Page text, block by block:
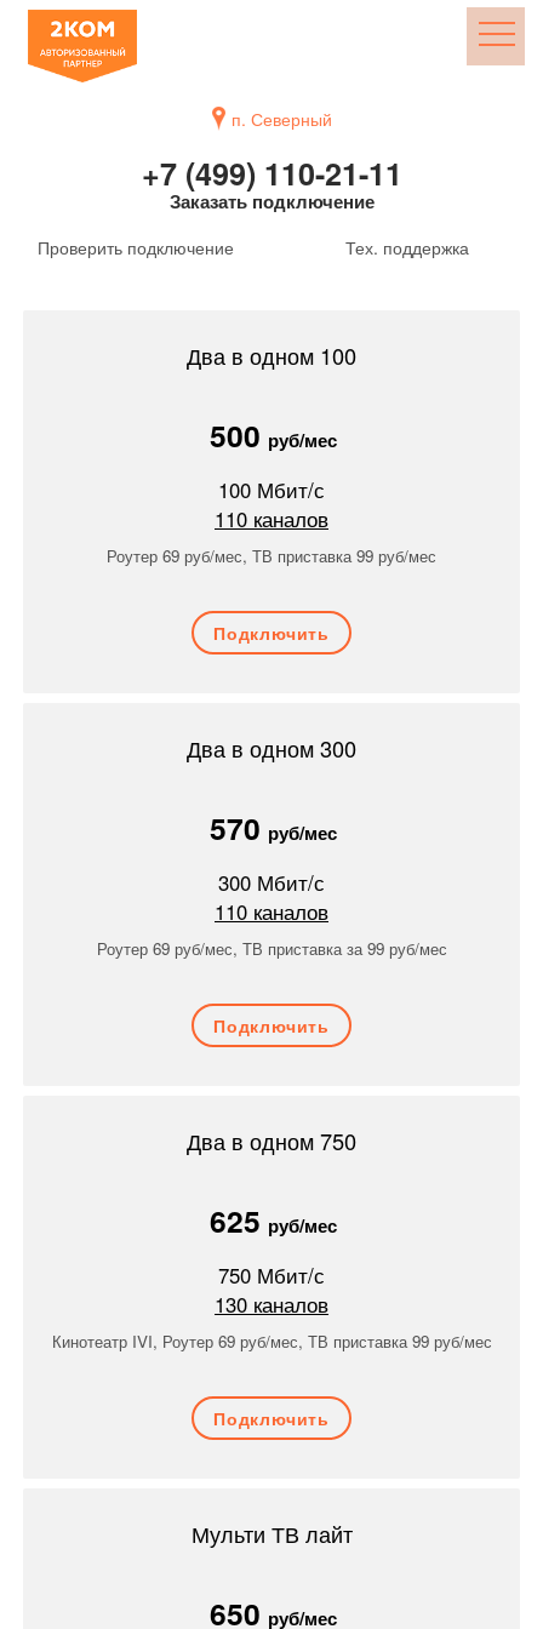
п. Северный
+7 (499) 110-21-11
Заказать подключение
Проверить подключение Тех. поддержка
Два в одном 100
500 руб/мес
100 Мбит/с
110 каналов
Роутер 69 руб/мес, ТВ приставка 99 руб/мес
Подключить
Два в одном 300
570 руб/мес
300 Мбит/с
110 каналов
Роутер 69 руб/мес, ТВ приставка за 99 руб/мес
Подключить
Два в одном 750
625 руб/мес
750 Мбит/с
130 каналов
Кинотеатр IVI, Роутер 69 руб/мес, ТВ приставка 99 руб/мес
Подключить
Мульти ТВ лайт
650 руб/мес